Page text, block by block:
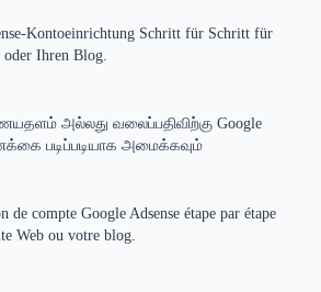
Kontoeinrichtung Schritt für Schritt für
Ihren Blog.
அல்லது வலைப்பதிவிற்கு Google
படிப்படியாக அமைக்கவும்
de compte Google Adsense étape par étape
Web ou votre blog.